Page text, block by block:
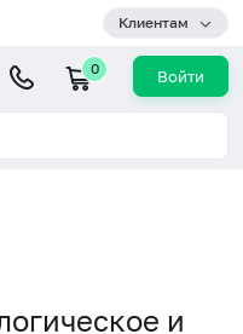
Клиентам
0 Войти
и